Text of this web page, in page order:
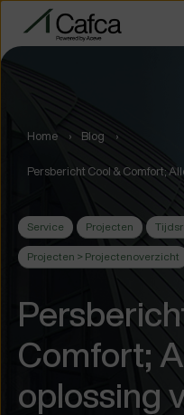
Home Blog
Persbericht Cool & Comfort;
Service Projecten
Projecten > Projectenoverzicht
Comfort;
oplossing